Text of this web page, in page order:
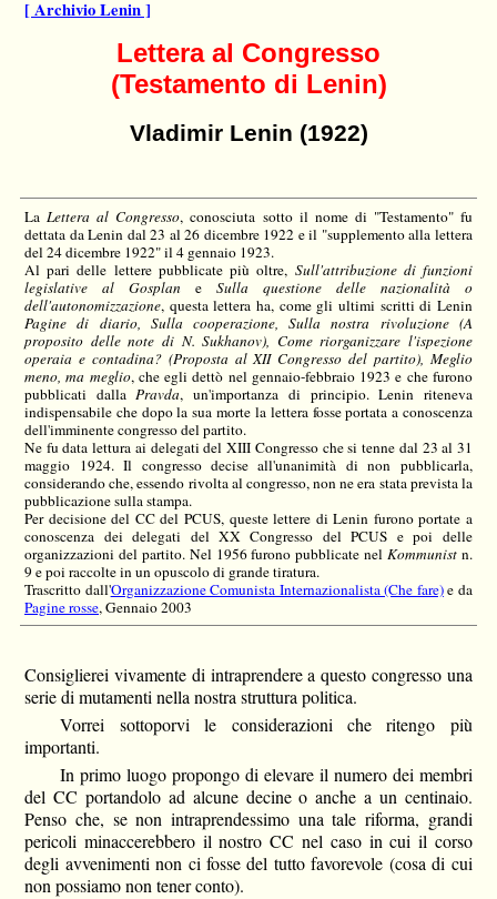
[ Archivio Lenin ]
Lettera al Congresso
(Testamento di Lenin)
Vladimir Lenin (1922)
LaLettera al Congresso, conosciuta sotto il nome di "Testamento" fu
dettata da Lenin dal 23 al 26 dicembre 1922 e il "supplemento alla lettera
del 24 dicembre 1922" il 4 gennaio 1923.
Al pari delle lettere pubblicate più oltre, Sull'attribuzione di funzioni
legislative al Gosplan eSulla questione delle nazionalità o
dell'autonomizzazione, questa lettera ha, come gli ultimi scritti di Lenin
Pagine di diario, Sulla cooperazione, Sulla nostra rivoluzione (A
proposito delle note di N. Sukhanov), Come riorganizzare l'ispezione
operaia e contadina? (Proposta al XII Congresso del partito), Meglio
meno, ma meglio, che egli dettò nel gennaio-febbraio 1923 e che furono
pubblicati dallaPravda, un'importanza di principio. Lenin riteneva
indispensabile che dopo la sua morte la lettera fosse portata a conoscenza
dell'imminente congresso del partito.
Ne fu data lettura ai delegati del XIII Congresso che si tenne dal 23 al 31
maggio 1924. Il congresso decise all'unanimità di non pubblicarla,
considerando che, essendo rivolta al congresso, non ne era stata prevista la
pubblicazione sulla stampa.
Per decisione del CC del PCUS, queste lettere di Lenin furono portate a
conoscenza dei delegati del XX Congresso del PCUS e poi delle
organizzazioni del partito. Nel 1956 furono pubblicate nelKommunist n.
9 e poi raccolte in un opuscolo di grande tiratura.
Trascritto dall'Organizzazione Comunista Internazionalista (Che fare)e da
Pagine rosse, Gennaio 2003
Consiglierei vivamente di intraprendere a questo congresso una
serie di mutamenti nella nostra struttura politica.
Vorrei sottoporvi le considerazioni che ritengo più
importanti.
In primo luogo propongo di elevare il numero dei membri
del CC portandolo ad alcune decine o anche a un centinaio.
Penso che, se non intraprendessimo una tale riforma, grandi
pericoli minaccerebbero il nostro CC nel caso in cui il corso
degli avvenimenti non ci fosse del tutto favorevole (cosa di cui
non possiamo non tener conto).